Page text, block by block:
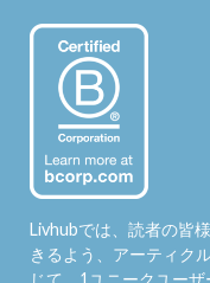
Livhubでは、読者の皆
きるよう、アーティク
じて、1ユニークユー